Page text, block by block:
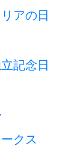
アの日
記念日
クス